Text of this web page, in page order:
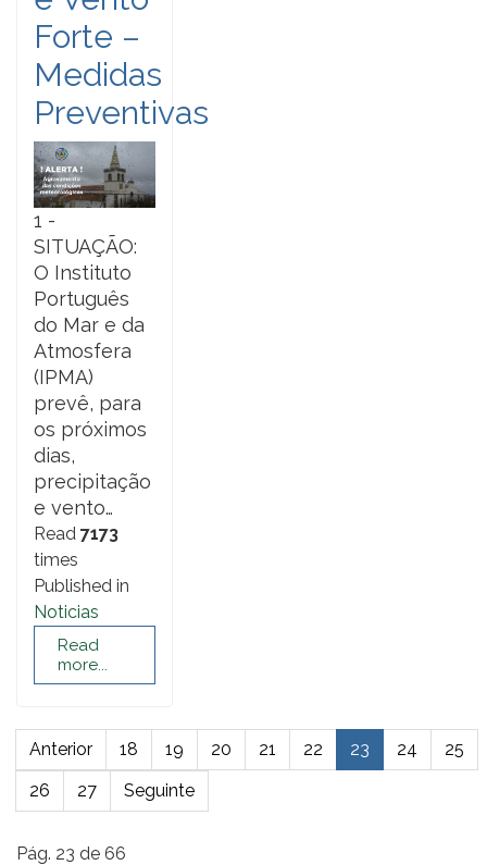
Forte –
Medidas
Preventivas
1 -
SITUAÇÃO:
O Instituto
Português
do Mar e da
Atmosfera
(IPMA)
prevê, para
os próximos
dias,
precipitação
e vento…
Read 7173
times
Published in
Noticias
Read
more...
Anterior 18 19 20 21 22 23 24
25
26
27 Seguinte
Pág. 23 de 66